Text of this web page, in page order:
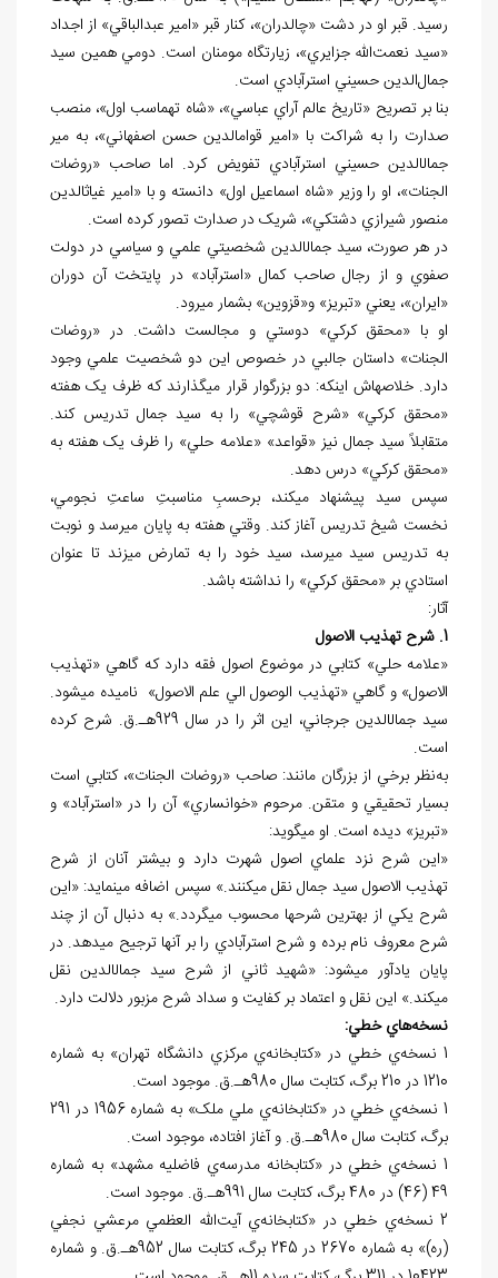
رسيد. قبر او در دشت «چالدران»، کنار قبر «امير عبدالباقي» از اجداد
«سيد نعمت‌الله جزايري»، زيارتگاه مومنان است. دومي همين سيد
جمال‌الدين حسيني استرآبادي است.
بنا بر تصريح «تاريخ عالم آراي عباسي»، «شاه تهماسب اول»، منصب
صدارت را به شراکت با «امير قوامالدين حسن اصفهاني»، به مير
جمالالدين حسيني استرآبادي تفويض کرد. اما صاحب «روضات
الجنات»، او را وزير «شاه اسماعيل اول» دانسته و با «امير غياثالدين
منصور شيرازي دشتکي»، شريک در صدارت تصور کرده است.
در هر صورت، سيد جمالالدين شخصيتي علمي و سياسي در دولت
صفوي و از رجال صاحب کمال «استرآباد» در پايتخت آن دوران
«ايران»، يعني «تبريز» و«قزوين» بشمار ميرود.
او با «محقق کرکي» دوستي و مجالست داشت. در «روضات
الجنات» داستان جالبي در خصوص اين دو شخصيت علمي وجود
دارد. خلاصهاش اينکه: دو بزرگوار قرار ميگذارند که ظرف يک هفته
«محقق کرکي» «شرح قوشچي» را به سيد جمال تدريس کند.
متقابلاً سيد جمال نيز «قواعد» «علامه حلي» را ظرف يک هفته به
«محقق کرکي» درس دهد.
سپس سيد پيشنهاد ميکند، برحسبِ مناسبتِ ساعتِ نجومي،
نخست شيخ تدريس آغاز کند. وقتي هفته به پايان ميرسد و نوبت
به تدريس سيد ميرسد، سيد خود را به تمارض ميزند تا عنوان
استادي بر «محقق کرکي» را نداشته باشد.
آثار:
1. شرح تهذيب الاصول
«علامه حلي» کتابي در موضوع اصول فقه دارد که گاهي «تهذيب
الاصول» و گاهي «تهذيب الوصول الي علم الاصول» ناميده ميشود.
سيد جمال
الدين جرجاني، اين اثر را در سال 929هـ.ق. شرح کرده
است.
به‌نظر برخي از بزرگان مانند: صاحب «روضات الجنات»، کتابي است
بسيار تحقيقي و متقن. مرحوم «خوانساري» آن را در «استرآباد» و
«تبريز» ديده است. او ميگويد:
«اين شرح نزد علماي اصول شهرت دارد و بيشتر آنان از شرح
تهذيب الاصول سيد جمال نقل ميکنند.» سپس اضافه مينمايد: «اين
شرح يکي از بهترين شرحها محسوب ميگردد.» به دنبال آن از چند
شرح معروف نام برده و شرح استرآبادي را بر آنها ترجيح ميدهد. در
پايان يادآور ميشود: «شهيد ثاني از شرح سيد جمالالدين نقل
ميکند.» اين نقل و اعتماد بر کفايت و سداد شرح مزبور دلالت دارد.
نسخههاي خطي:
1 نسخه‌ي خطي در «کتابخانه‌ي مرکزي دانشگاه تهران» به شماره
1210 در 210 برگ، کتابت سال 980هـ.ق. موجود است.
1 نسخه‌ي خطي در «کتابخانه‌ي ملي ملک» به شماره 1956 در 291
برگ، کتابت سال 980هـ.ق. و آغاز افتاده، موجود است.
1 نسخه‌ي خطي در «کتابخانه مدرسه‌ي فاضليه مشهد» به شماره
49 (46) در 480 برگ، کتابت سال 991هـ.ق. موجود است.
2 نسخه‌ي خطي در «کتابخانه‌ي آيت‌الله العظمي مرعشي نجفي
(ره)» به شماره 2670 در 245 برگ، کتابت سال 952هـ.ق. و شماره